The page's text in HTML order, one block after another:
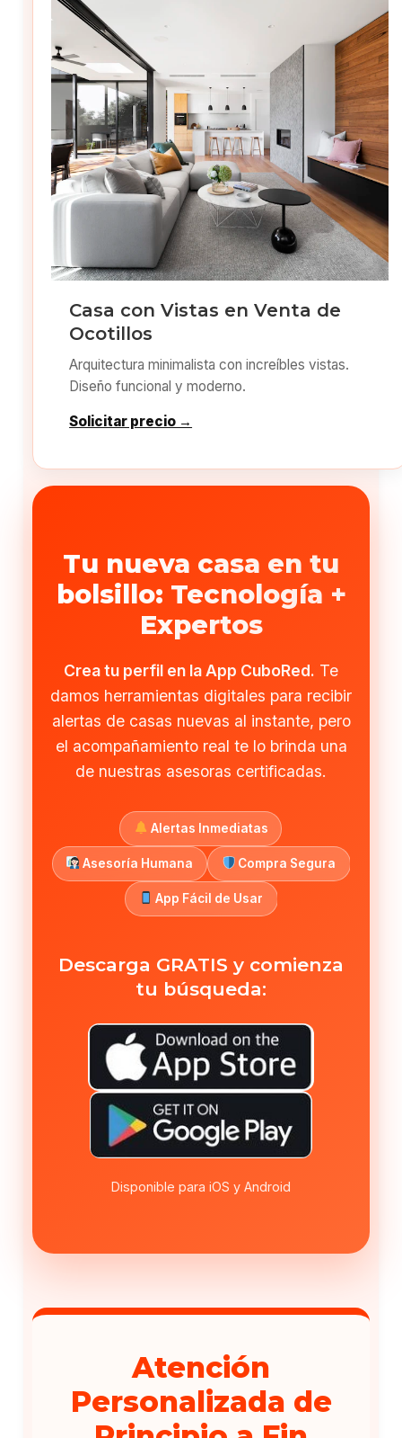
Casa con Vistas en Venta de
Ocotillos
Arquitectura minimalista con increíbles vistas.
Diseño funcional y moderno.
Solicitar precio →
Tu nueva casa en tu
bolsillo: Tecnología +
Expertos
Crea tu perfil en la App CuboRed. Te
damos herramientas digitales para recibir
alertas de casas nuevas al instante, pero
el acompañamiento real te lo brinda una
de nuestras asesoras certificadas.
Alertas Inmediatas
Asesoría Humana Compra Segura
App Fácil de Usar
Descarga GRATIS y comienza
tu búsqueda:
Disponible para iOS y Android
Atención
Personalizada de